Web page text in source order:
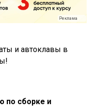
Реклама
и автоклавы в
по сборке и